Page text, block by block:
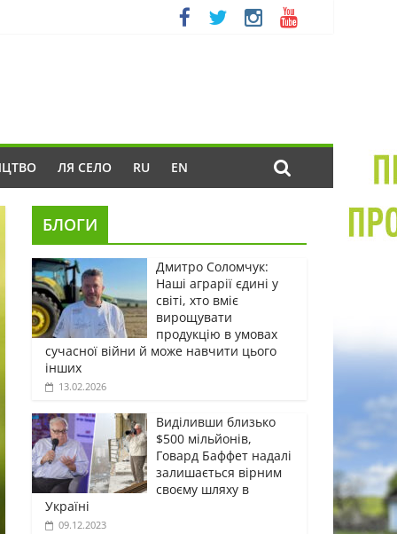
ЛЯ СЕЛО RU EN
БЛОГИ
Дмитро Соломчук:
Наші аграрії єдині у
світі, хто вміє
вирощувати
продукцію в умовах
сучасної війни й може навчити цього
інших
13.02.2026
Виділивши близько
$500 мільйонів,
Говард Баффет надалі
залишається вірним
своєму шляху в
Україні
09.12.2023